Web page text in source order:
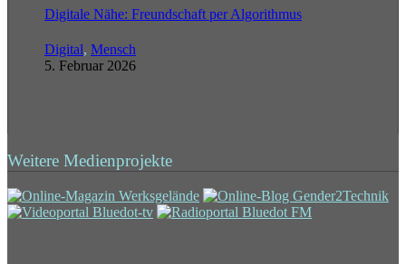
Digitale Nähe: Freundschaft per Algorithmus
Digital, Mensch
5. Februar 2026
Weitere Medienprojekte